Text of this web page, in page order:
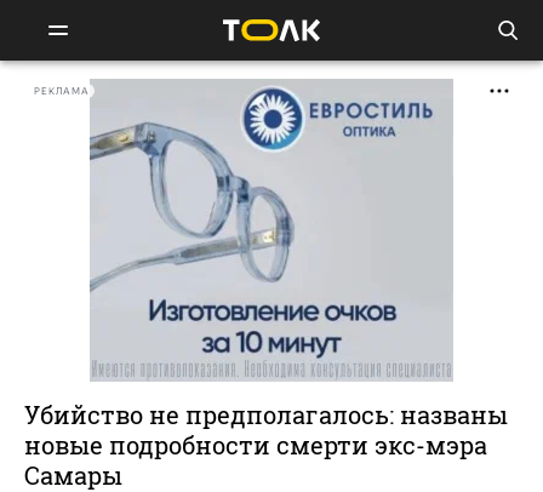
РЕКЛАМА
Убийство не предполагалось: названы
новые подробности смерти экс-мэра
Самары